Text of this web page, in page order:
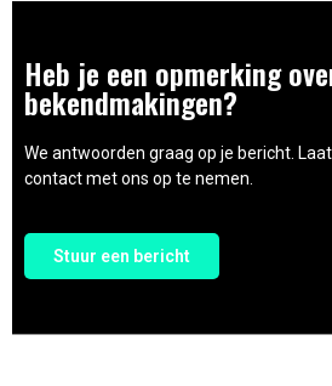
Heb je een opmerking
bekendmakingen?
We antwoorden graag op je bericht.
contact met ons op te nemen.
Stuur een bericht